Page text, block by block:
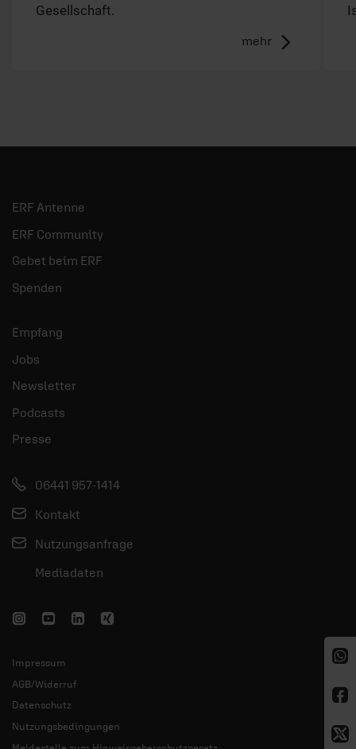
Gesellschaft.
mehr
ERF Antenne
ERF Community
Gebet beim ERF
Spenden
Empfang
Jobs
Newsletter
Podcasts
Presse
06441 957-1414
Kontakt
Nutzungsanfrage
Mediadaten
Impressum
AGB/Widerruf
Datenschutz
Nutzungsbedingungen